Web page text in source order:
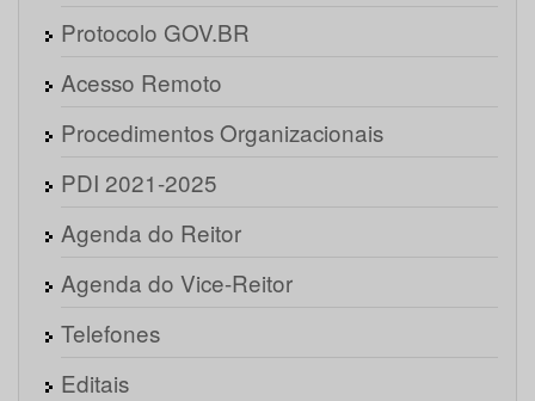
Protocolo GOV.BR
Acesso Remoto
Procedimentos Organizacionais
PDI 2021-2025
Agenda do Reitor
Agenda do Vice-Reitor
Telefones
Editais